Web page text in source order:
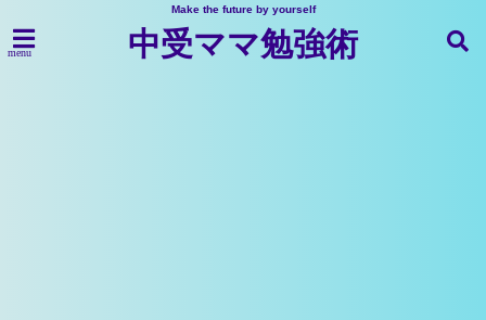
Make the future by yourself
menu 中受ママ勉強術